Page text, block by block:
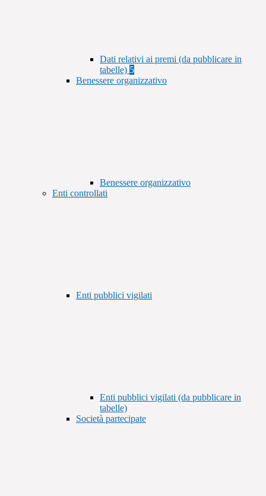
Dati relativi ai premi (da pubblicare in
tabelle) 5
Benessere organizzativo
Benessere organizzativo
Enti controllati
Enti pubblici vigilati
Enti pubblici vigilati (da pubblicare in
tabelle)
Società partecipate